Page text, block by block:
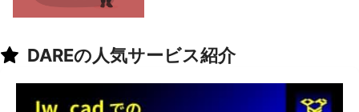
DAREの人気サービス紹介